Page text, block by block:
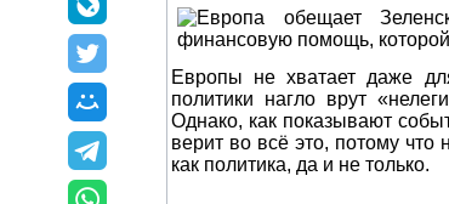
Европы не хватает даже
политики нагло врут
Однако, как показывают
верит во всё это, потому что
как политика, да и не только.